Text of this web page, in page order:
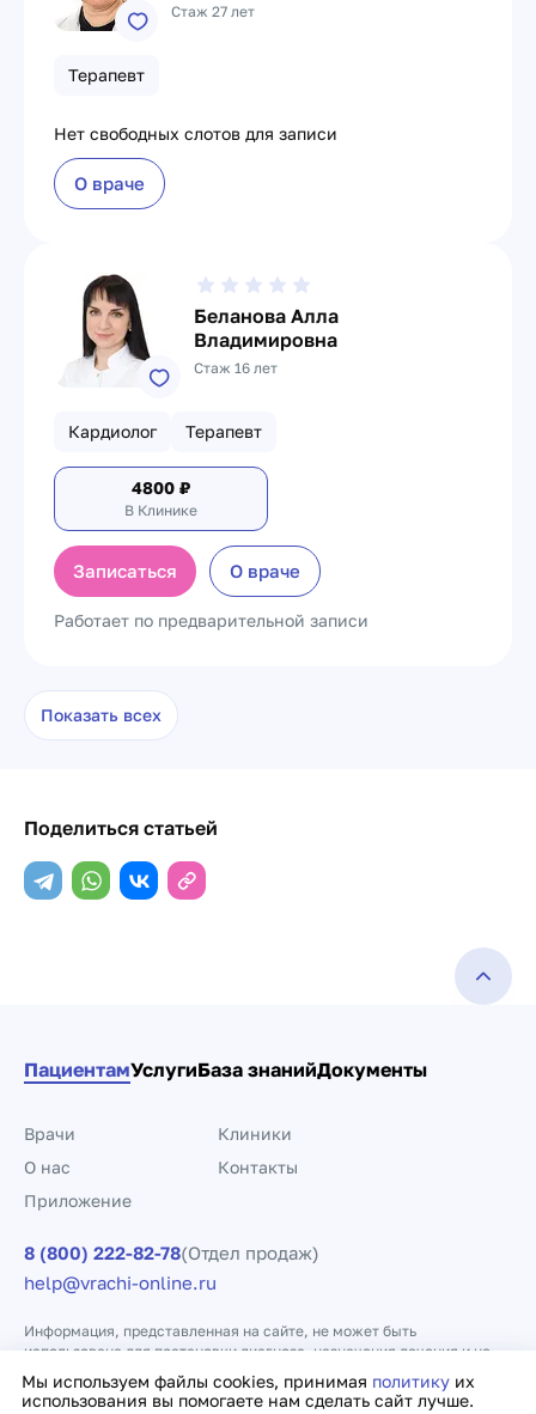
Стаж 27 лет
Терапевт
Нет свободных слотов для записи
О враче
Беланова Алла
Владимировна
Стаж 16 лет
Кардиолог Терапевт
4800 ₽
В Клинике
Записаться О враче
Работает по предварительной записи
Показать всех
Поделиться статьей
Мы используем файлы cookies, принимая политику их
использования вы помогаете нам сделать сайт лучше.
ПациентамУслугиБаза знанийДокументы
Врачи
Клиники
О нас
Контакты
Приложение
8 (800) 222-82-78(Отдел продаж)
help@vrachi-online.ru
Информация, представленная на сайте, не может быть
использована для постановки диагноза, назначения лечения и не
заменяет прием врача.